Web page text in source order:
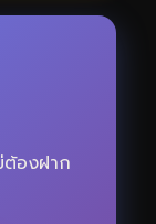
ต้องฝาก